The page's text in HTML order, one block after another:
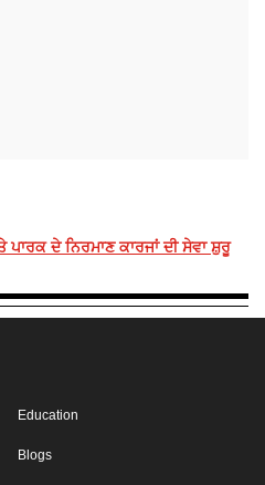
ਪਾਰਕ ਦੇ ਨਿਰਮਾਣ ਕਾਰਜਾਂ ਦੀ ਸੇਵਾ ਸ਼ੁਰੂ
Education
Blogs